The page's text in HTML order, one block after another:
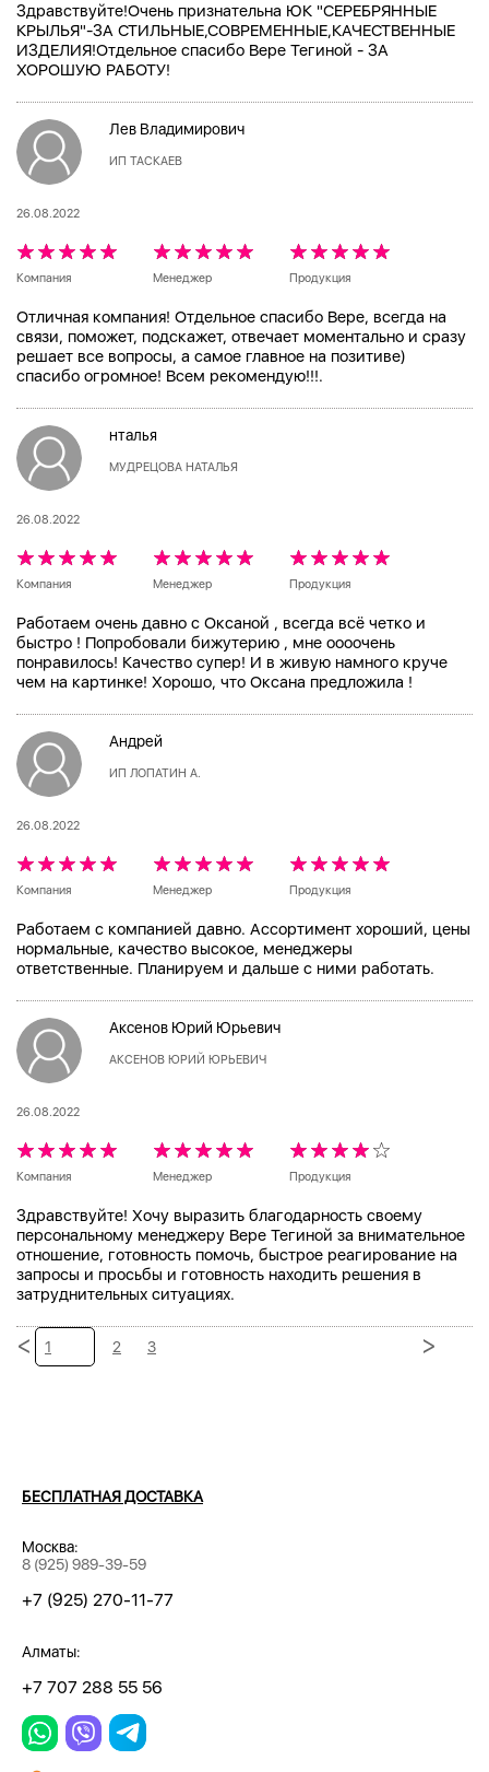
Здравствуйте!Очень признательна ЮК "СЕРЕБРЯННЫЕ
КРЫЛЬЯ"-ЗА СТИЛЬНЫЕ,СОВРЕМЕННЫЕ,КАЧЕСТВЕННЫЕ
ИЗДЕЛИЯ!Отдельное спасибо Вере Тегиной - ЗА
ХОРОШУЮ РАБОТУ!
Лев Владимирович
ИП ТАСКАЕВ
26.08.2022
Компания Менеджер Продукция
Отличная компания! Отдельное спасибо Вере, всегда на
связи, поможет, подскажет, отвечает моментально и сразу
решает все вопросы, а самое главное на позитиве)
спасибо огромное! Всем рекомендую!!!.
нталья
МУДРЕЦОВА НАТАЛЬЯ
26.08.2022
Компания Менеджер Продукция
Работаем очень давно с Оксаной , всегда всё четко и
быстро ! Попробовали бижутерию , мне оооочень
понравилось! Качество супер! И в живую намного круче
чем на картинке! Хорошо, что Оксана предложила !
Андрей
ИП ЛОПАТИН А.
26.08.2022
Компания Менеджер Продукция
Работаем с компанией давно. Ассортимент хороший, цены
нормальные, качество высокое, менеджеры
ответственные. Планируем и дальше с ними работать.
Аксенов Юрий Юрьевич
АКСЕНОВ ЮРИЙ ЮРЬЕВИЧ
26.08.2022
Компания Менеджер Продукция
Здравствуйте! Хочу выразить благодарность своему
персональному менеджеру Вере Тегиной за внимательное
отношение, готовность помочь, быстрое реагирование на
запросы и просьбы и готовность находить решения в
затруднительных ситуациях.
< 1 2 3 >
БЕСПЛАТНАЯ ДОСТАВКА
Москва:
8 (925) 989-39-59
+7 (925) 270-11-77
Алматы:
+7 707 288 55 56